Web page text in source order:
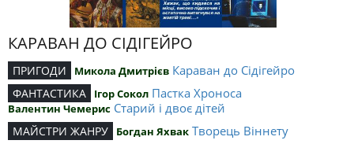
КАРАВАН ДО СІДІГЕЙРО
ПРИГОДИ Микола Дмитрієв Караван до Сідігейро
ФАНТАСТИКА Ігор Сокол Пастка Хроноса
Валентин Чемерис Старий і двоє дітей
МАЙСТРИ ЖАНРУ Богдан Яхвак Творець Віннету